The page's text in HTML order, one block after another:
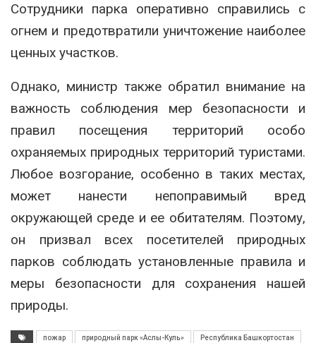
Сотрудники парка оперативно справились с
огнем и предотвратили уничтожение наиболее
ценных участков.
Однако, министр также обратил внимание на
важность соблюдения мер безопасности и
правил посещения территорий особо
охраняемых природных территорий туристами.
Любое возгорание, особенно в таких местах,
может нанести непоправимый вред
окружающей среде и ее обитателям. Поэтому,
он призвал всех посетителей природных
парков соблюдать установленные правила и
меры безопасности для сохранения нашей
природы.
пожар природный парк «Аслы-Куль» Республика Башкортостан